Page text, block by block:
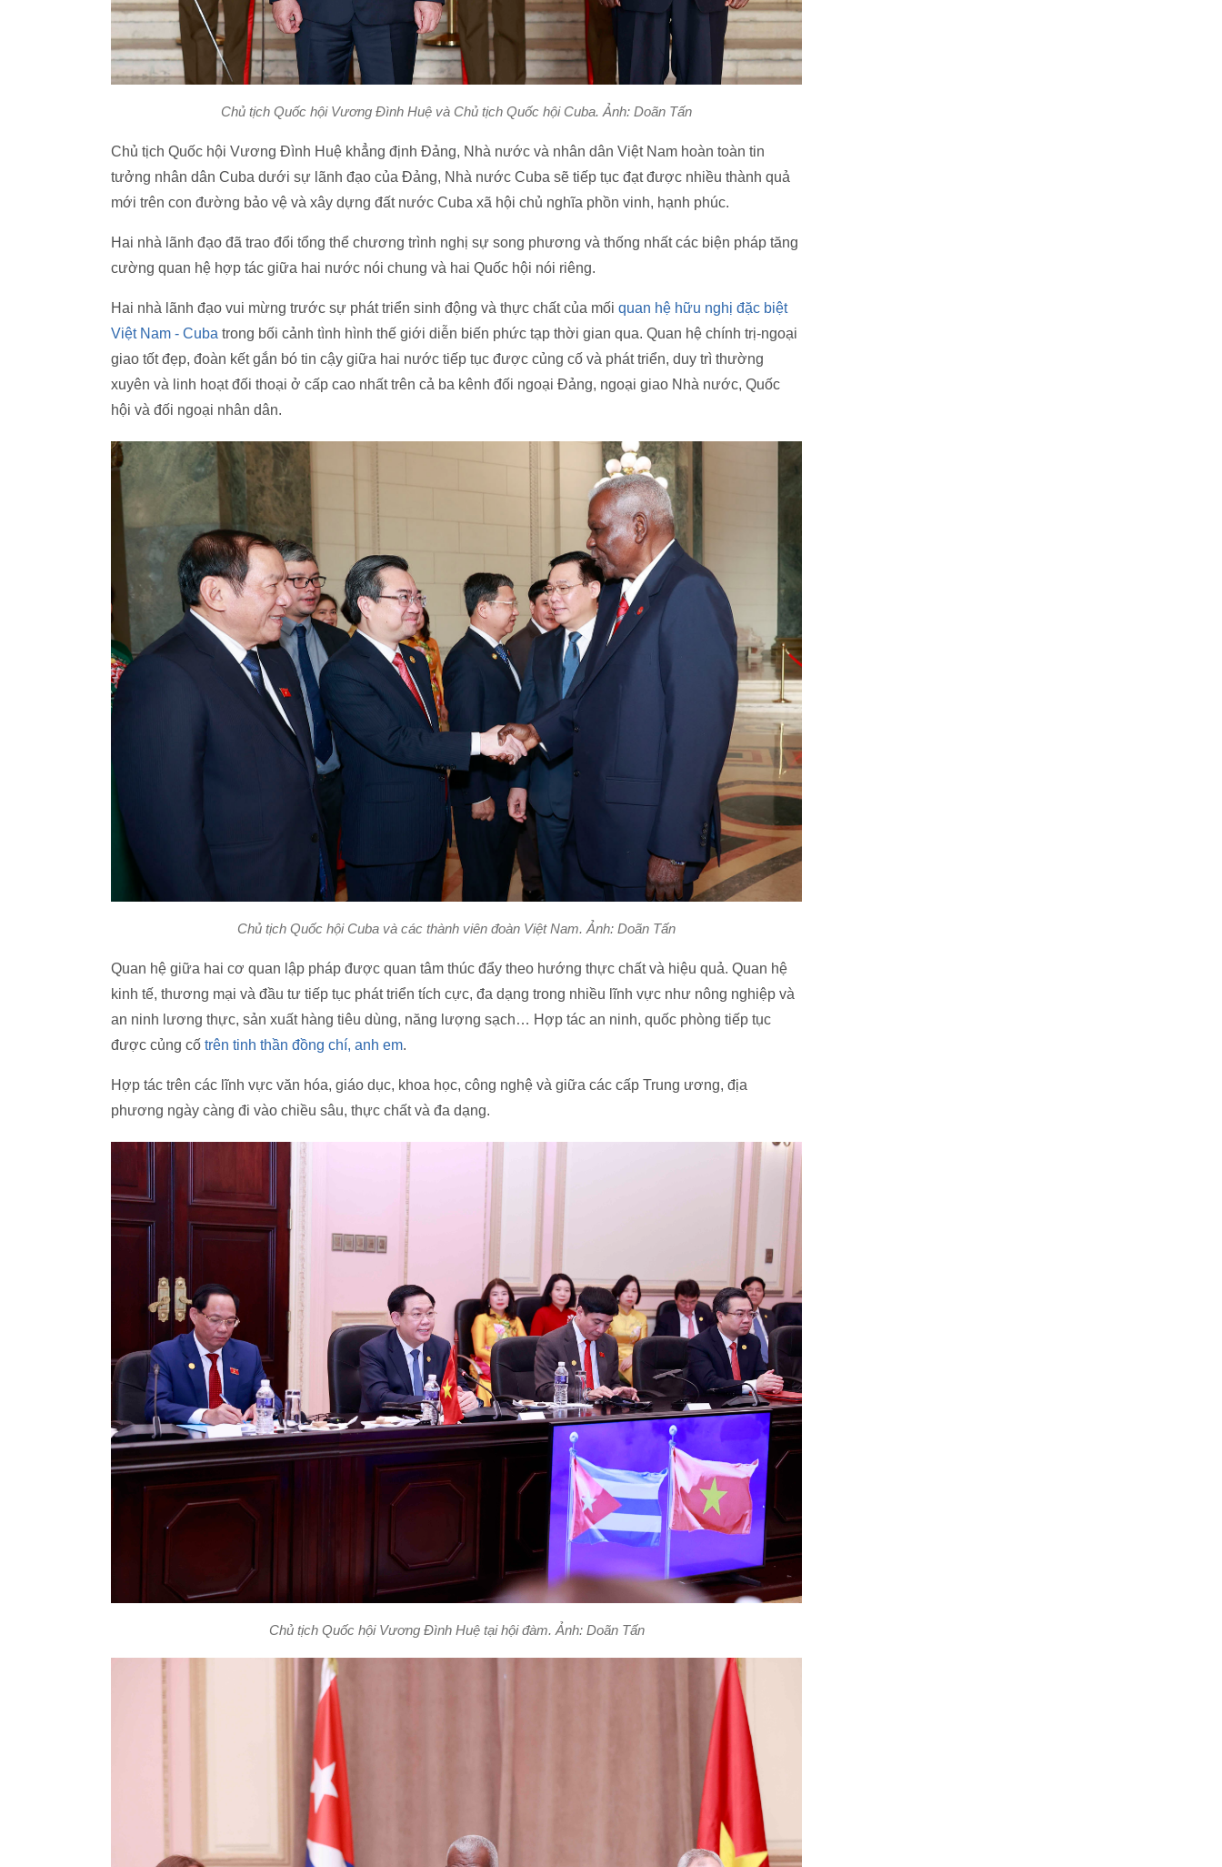
Chủ tịch Quốc hội Vương Đình Huệ và Chủ tịch Quốc hội Cuba. Ảnh: Doãn Tấn
Chủ tịch Quốc hội Vương Đình Huệ khẳng định Đảng, Nhà nước và nhân dân Việt Nam hoàn toàn tin
tưởng nhân dân Cuba dưới sự lãnh đạo của Đảng, Nhà nước Cuba sẽ tiếp tục đạt được nhiều thành quả
mới trên con đường bảo vệ và xây dựng đất nước Cuba xã hội chủ nghĩa phồn vinh, hạnh phúc.
Hai nhà lãnh đạo đã trao đổi tổng thể chương trình nghị sự song phương và thống nhất các biện pháp tăng
cường quan hệ hợp tác giữa hai nước nói chung và hai Quốc hội nói riêng.
Hai nhà lãnh đạo vui mừng trước sự phát triển sinh động và thực chất của mối quan hệ hữu nghị đặc biệt
Việt Nam - Cuba trong bối cảnh tình hình thế giới diễn biến phức tạp thời gian qua. Quan hệ chính trị-ngoại
giao tốt đẹp, đoàn kết gắn bó tin cậy giữa hai nước tiếp tục được củng cố và phát triển, duy trì thường
xuyên và linh hoạt đối thoại ở cấp cao nhất trên cả ba kênh đối ngoại Đảng, ngoại giao Nhà nước, Quốc
hội và đối ngoại nhân dân.
Chủ tịch Quốc hội Cuba và các thành viên đoàn Việt Nam. Ảnh: Doãn Tấn
Quan hệ giữa hai cơ quan lập pháp được quan tâm thúc đẩy theo hướng thực chất và hiệu quả. Quan hệ
kinh tế, thương mại và đầu tư tiếp tục phát triển tích cực, đa dạng trong nhiều lĩnh vực như nông nghiệp và
an ninh lương thực, sản xuất hàng tiêu dùng, năng lượng sạch… Hợp tác an ninh, quốc phòng tiếp tục
được củng cố trên tinh thần đồng chí, anh em.
Hợp tác trên các lĩnh vực văn hóa, giáo dục, khoa học, công nghệ và giữa các cấp Trung ương, địa
phương ngày càng đi vào chiều sâu, thực chất và đa dạng.
Chủ tịch Quốc hội Vương Đình Huệ tại hội đàm. Ảnh: Doãn Tấn